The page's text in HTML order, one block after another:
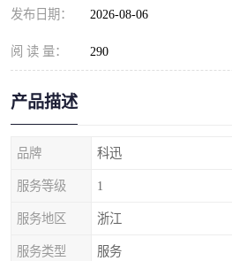
发布日期： 2026-08-06
阅 读 量： 290
产品描述
品牌 科迅
服务等级 1
服务地区 浙江
服务类型 服务